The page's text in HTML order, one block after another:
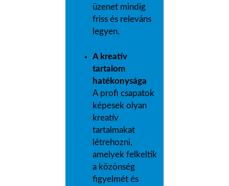
üzenet mindig
friss és releváns
legyen.
A kreatív
tartalom
hatékonysága
A profi csapatok
képesek olyan
kreatív
tartalmakat
létrehozni,
amelyek felkeltik
a közönség
figyelmét és